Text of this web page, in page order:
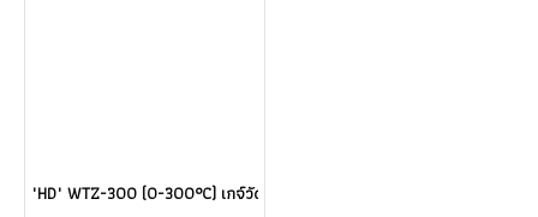
"HD" WTZ-300 (0-300°C) เกจ์วัดอุณหภูมิแบบท่อแคปปิลารี่ thermometer